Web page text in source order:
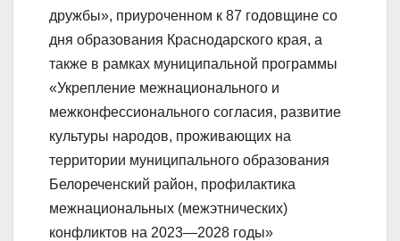
дружбы», приуроченном к 87 годовщине со
дня образования Краснодарского края, а
также в рамках муниципальной программы
«Укрепление межнационального и
межконфессионального согласия, развитие
культуры народов, проживающих на
территории муниципального образования
Белореченский район, профилактика
межнациональных (межэтнических)
конфликтов на 2023—2028 годы»